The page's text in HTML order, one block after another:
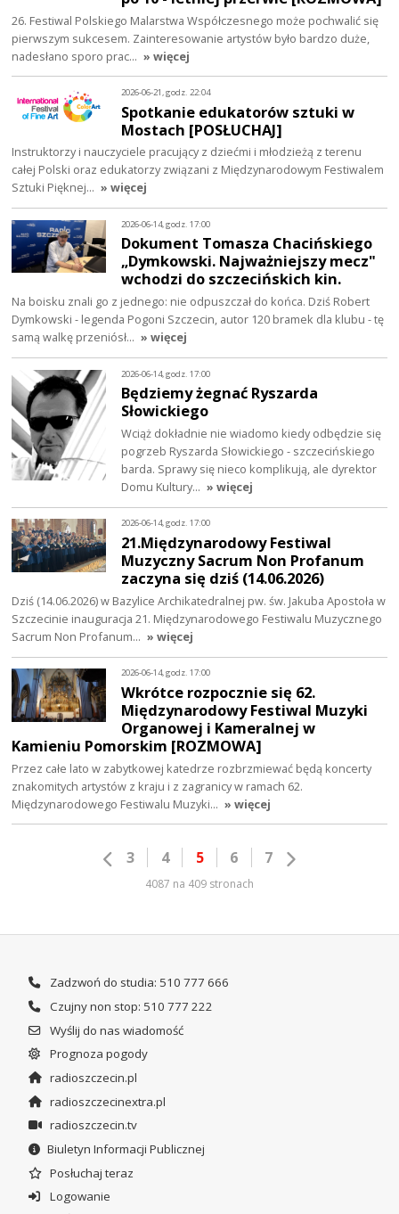
26. Festiwal Polskiego Malarstwa Współczesnego może pochwalić się
pierwszym sukcesem. Zainteresowanie artystów było bardzo duże,
nadesłano sporo prac… » więcej
2026-06-21, godz. 22:04
Spotkanie edukatorów sztuki w
Mostach [POSŁUCHAJ]
Instruktorzy i nauczyciele pracujący z dziećmi i młodzieżą z terenu
całej Polski oraz edukatorzy związani z Międzynarodowym Festiwalem
Sztuki Pięknej… » więcej
2026-06-14, godz. 17:00
Dokument Tomasza Chacińskiego
„Dymkowski. Najważniejszy mecz"
wchodzi do szczecińskich kin.
Na boisku znali go z jednego: nie odpuszczał do końca. Dziś Robert
Dymkowski - legenda Pogoni Szczecin, autor 120 bramek dla klubu - tę
samą walkę przeniósł… » więcej
2026-06-14, godz. 17:00
Będziemy żegnać Ryszarda
Słowickiego
Wciąż dokładnie nie wiadomo kiedy odbędzie się
pogrzeb Ryszarda Słowickiego - szczecińskiego
barda. Sprawy się nieco komplikują, ale dyrektor
Domu Kultury… » więcej
2026-06-14, godz. 17:00
21.Międzynarodowy Festiwal
Muzyczny Sacrum Non Profanum
zaczyna się dziś (14.06.2026)
Dziś (14.06.2026) w Bazylice Archikatedralnej pw. św. Jakuba Apostoła w
Szczecinie inauguracja 21. Międzynarodowego Festiwalu Muzycznego
Sacrum Non Profanum… » więcej
2026-06-14, godz. 17:00
Wkrótce rozpocznie się 62.
Międzynarodowy Festiwal Muzyki
Organowej i Kameralnej w
Kamieniu Pomorskim [ROZMOWA]
Przez całe lato w zabytkowej katedrze rozbrzmiewać będą koncerty
znakomitych artystów z kraju i z zagranicy w ramach 62.
Międzynarodowego Festiwalu Muzyki… » więcej
3 4 5 6 7
4087 na 409 stronach
Zadzwoń do studia: 510 777 666
Czujny non stop: 510 777 222
Wyślij do nas wiadomość
Prognoza pogody
radioszczecin.pl
radioszczecinextra.pl
radioszczecin.tv
Biuletyn Informacji Publicznej
Posłuchaj teraz
Logowanie